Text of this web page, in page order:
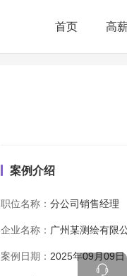
首页 高
案例介绍
职位名称： 分公司销售经理
企业名称： 广州某测绘有限
案例日期： 2025年09月09日